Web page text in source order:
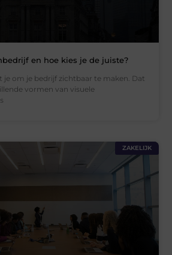
en hoe kies je de juiste?
je om je bedrijf zichtbaar te maken. Dat
vormen van visuele
ZAKELIJK